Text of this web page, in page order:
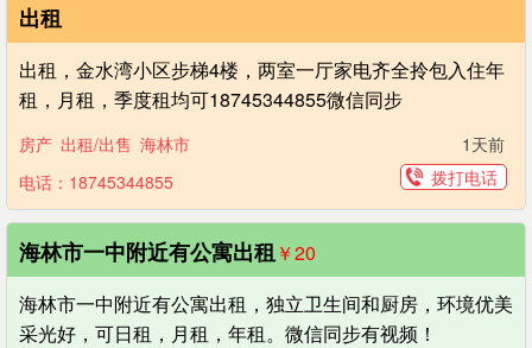
出租
出租，金水湾小区步梯4楼，两室一厅家电齐全拎包入住年
租，月租，季度租均可 ​18745344855微信同步
房产 出租/出售 海林市
1天前
电话：18745344855
拨打电话
海林市一中附近有公寓出租￥20
海林市一中附近有公寓出租，独立卫生间和厨房，环境优美
采光好，可日租，月租，年租。微信同步有视频！